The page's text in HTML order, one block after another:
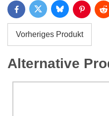
Titel:
Name:*
*
Ihre E-Mail:*
FacebookTwitter BlueskyPinterest
Vorheriges Produkt
Alternative